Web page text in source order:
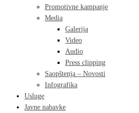
Promotivne kampanje
Media
Galerija
Video
Audio
Press clipping
Saopštenja – Novosti
Infografika
Usluge
Javne nabavke